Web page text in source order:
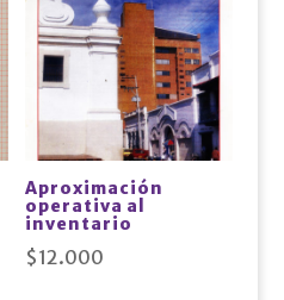
Aproximación
operativa al
inventario
$12.000